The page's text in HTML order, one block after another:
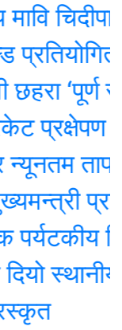
सुरु
‘पूर्ण
तापक्रम
प्रत्यक्ष
बिदा